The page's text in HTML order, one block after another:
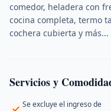
comedor, heladera con
cocina completa, termo
cochera cubierta y más...
Servicios y
Se excluye el ingreso de